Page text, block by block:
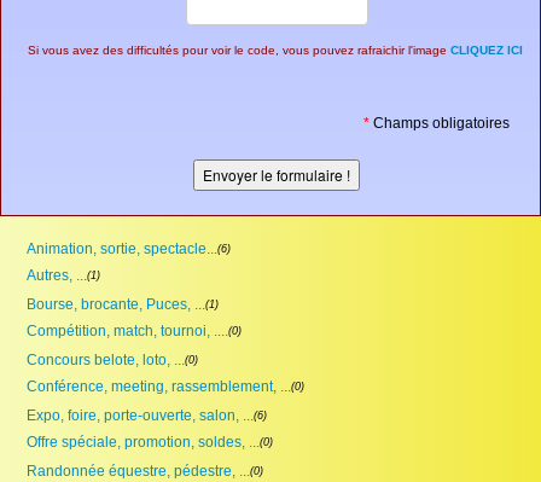
Si vous avez des difficultés pour voir le code, vous pouvez rafraichir l'image CLIQUEZ ICI
* Champs obligatoires
Animation, sortie, spectacle...(6)
Autres, ...(1)
Bourse, brocante, Puces, ...(1)
Compétition, match, tournoi, ....(0)
Concours belote, loto, ...(0)
Conférence, meeting, rassemblement, ...(0)
Expo, foire, porte-ouverte, salon, ...(6)
Offre spéciale, promotion, soldes, ...(0)
Randonnée équestre, pédestre, ...(0)